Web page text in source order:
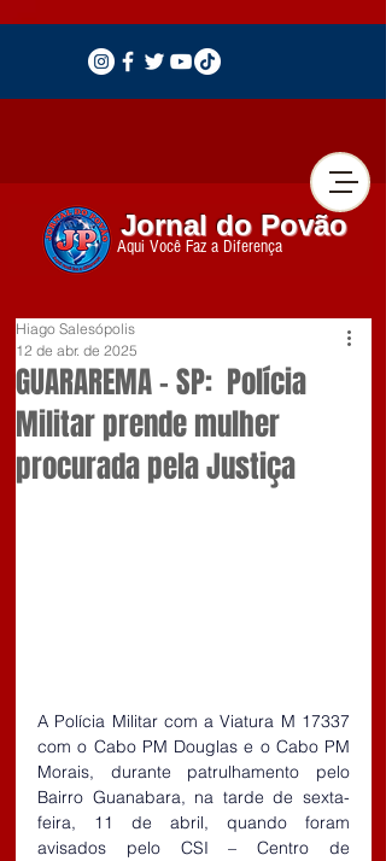
Jornal do Povão
Aqui Você Faz a Diferença
GUARAREMA – SP: Polícia
Militar prende mulher
procurada pela Justiça
Hiago Salesópolis
12 de abr. de 2025
A Polícia Militar com a Viatura M 17337
com o Cabo PM Douglas e o Cabo PM
Morais, durante patrulhamento pelo
Bairro Guanabara, na tarde de sexta-
feira, 11 de abril, quando foram
avisados pelo CSI – Centro de